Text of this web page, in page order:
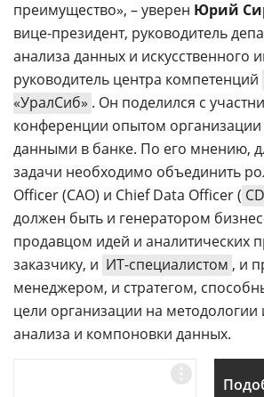
преимущество», – уверен Юрий
вице-президент, руководитель
анализа данных и искусственного
руководитель центра компетенций
«УралСиб» . Он поделился с
конференции опытом организации
данными в банке. По его мнению,
задачи необходимо объединить
Officer (CAO) и Chief Data Officer (
должен быть и генератором
продавцом идей и аналитических
заказчику, и ИТ-специалистом , и
менеджером, и стратегом,
цели организации на методологии
анализа и компоновки данных.